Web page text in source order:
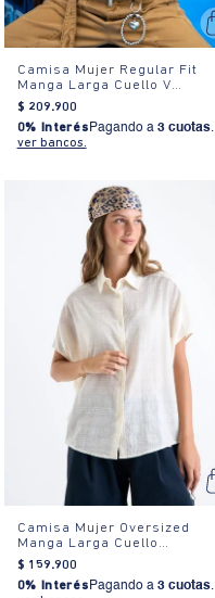
Camisa Mujer Regular Fit
Manga Larga Cuello V
Algodón
$ 209.900
0% Interés Pagando a 3 cuotas.
ver bancos.
Camisa Mujer Oversized
Manga Larga Cuello
Camisero Textura Blanca
$ 159.900
0% Interés Pagando a 3 cuotas.